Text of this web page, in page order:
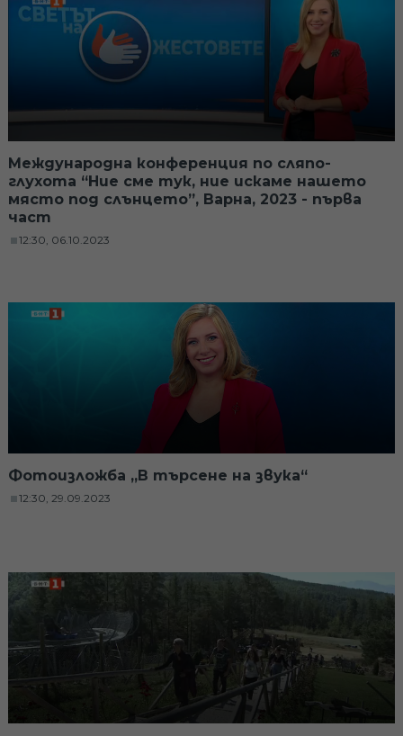
Международна конференция по сляпо-
глухота “Ние сме тук, ние искаме нашето
място под слънцето”, Варна, 2023 - първа
част
12:30, 06.10.2023
Фотоизложба „В търсене на звука“
12:30, 29.09.2023